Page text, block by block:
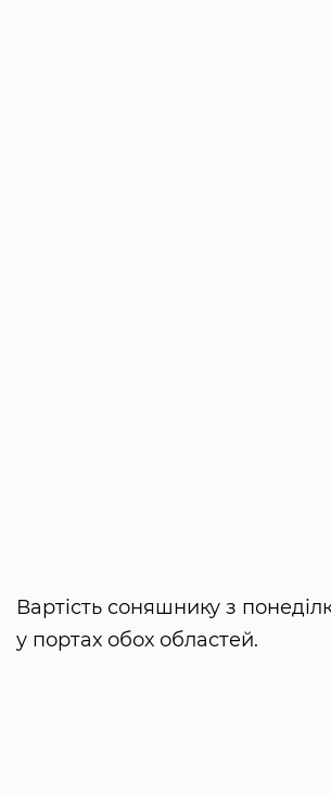
Вартість соняшнику з
у портах обох областей.